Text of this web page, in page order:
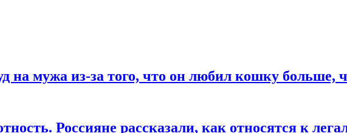
на мужа из-за того, что он любил кошку больше,
Россияне рассказали, как относятся к